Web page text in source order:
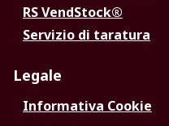
RS VendStock®
Servizio di taratura
Legale
Informativa Cookie